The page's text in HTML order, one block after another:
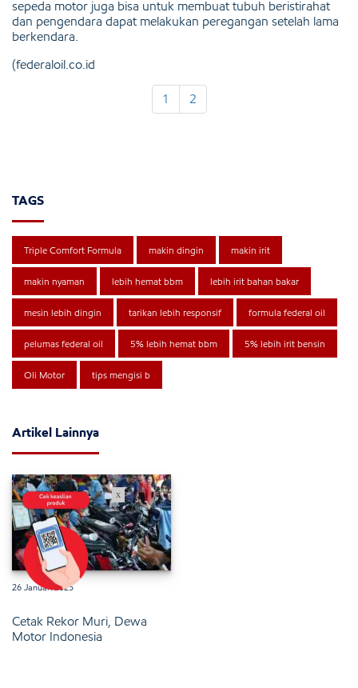
sepeda motor juga bisa untuk membuat tubuh beristirahat
dan pengendara dapat melakukan peregangan setelah lama
berkendara.
(federaloil.co.id
1 2
TAGS
Triple Comfort Formula makin dingin makin irit
makin nyaman lebih hemat bbm lebih irit bahan bakar
mesin lebih dingin tarikan lebih responsif formula federal oil
pelumas federal oil 5% lebih hemat bbm 5% lebih irit bensin
Oli Motor tips mengisi b
Artikel Lainnya
26 Januari 2025
Cetak Rekor Muri, Dewa
Motor Indonesia
x